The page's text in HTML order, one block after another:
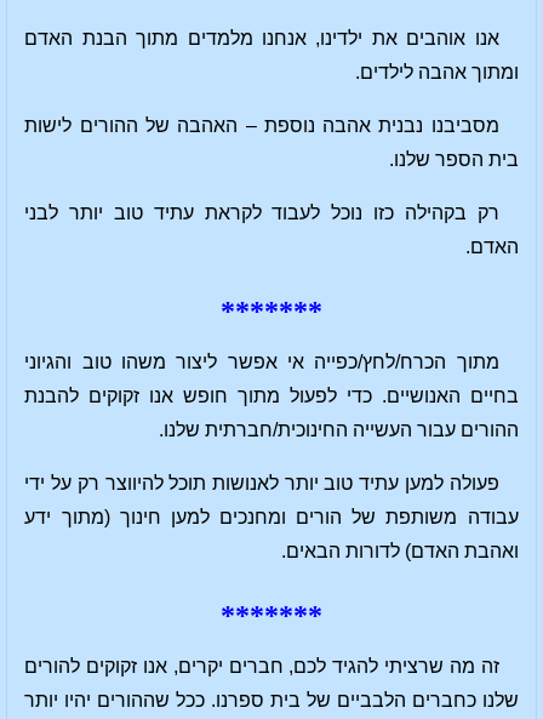
אנו אוהבים את ילדינו, אנחנו מלמדים מתוך הבנת האדם
ומתוך אהבה לילדים.
מסביבנו נבנית אהבה נוספת – האהבה של ההורים לישות
בית הספר שלנו.
רק בקהילה כזו נוכל לעבוד לקראת עתיד טוב יותר לבני
האדם.
*******
מתוך הכרח/לחץ/כפייה אי אפשר ליצור משהו טוב והגיוני
בחיים האנושיים. כדי לפעול מתוך חופש אנו זקוקים להבנת
ההורים עבור העשייה החינוכית/חברתית שלנו.
פעולה למען עתיד טוב יותר לאנושות תוכל להיווצר רק על ידי
עבודה משותפת של הורים ומחנכים למען חינוך (מתוך ידע
ואהבת האדם) לדורות הבאים.
*******
זה מה שרציתי להגיד לכם, חברים יקרים, אנו זקוקים להורים
שלנו כחברים הלבביים של בית ספרנו. ככל שההורים יהיו יותר